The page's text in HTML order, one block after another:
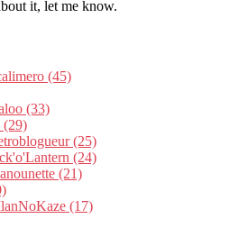
it, let me know.
(45)
(33)
(29)
(25)
(24)
(21)
(17)